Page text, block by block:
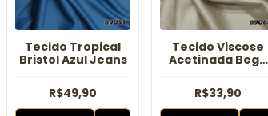
Tecido Tropical
Bristol Azul Jeans
R$49,90
Tecido Viscose
Acetinada Bege
R$33,90